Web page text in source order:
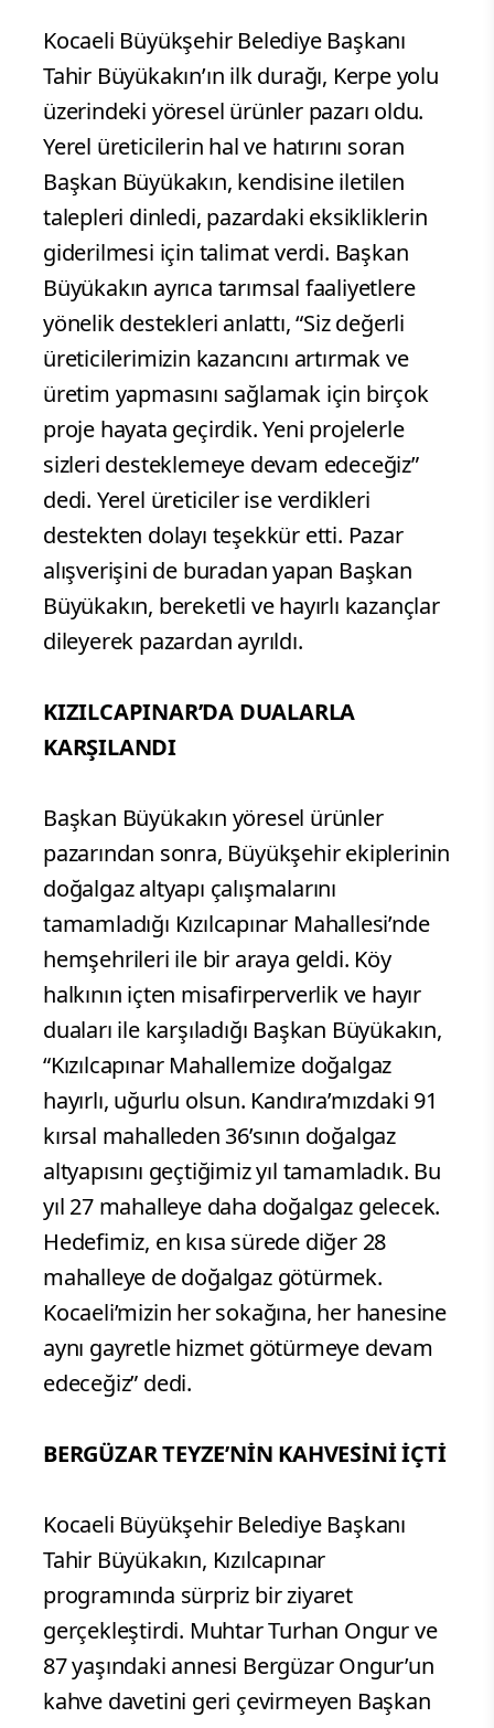
Kocaeli Büyükşehir Belediye Başkanı
Tahir Büyükakın’ın ilk durağı, Kerpe yolu
üzerindeki yöresel ürünler pazarı oldu.
Yerel üreticilerin hal ve hatırını soran
Başkan Büyükakın, kendisine iletilen
talepleri dinledi, pazardaki eksikliklerin
giderilmesi için talimat verdi. Başkan
Büyükakın ayrıca tarımsal faaliyetlere
yönelik destekleri anlattı, “Siz değerli
üreticilerimizin kazancını artırmak ve
üretim yapmasını sağlamak için birçok
proje hayata geçirdik. Yeni projelerle
sizleri desteklemeye devam edeceğiz”
dedi. Yerel üreticiler ise verdikleri
destekten dolayı teşekkür etti. Pazar
alışverişini de buradan yapan Başkan
Büyükakın, bereketli ve hayırlı kazançlar
dileyerek pazardan ayrıldı.
KIZILCAPINAR’DA DUALARLA
KARŞILANDI
Başkan Büyükakın yöresel ürünler
pazarından sonra, Büyükşehir ekiplerinin
doğalgaz altyapı çalışmalarını
tamamladığı Kızılcapınar Mahallesi’nde
hemşehrileri ile bir araya geldi. Köy
halkının içten misafirperverlik ve hayır
duaları ile karşıladığı Başkan Büyükakın,
“Kızılcapınar Mahallemize doğalgaz
hayırlı, uğurlu olsun. Kandıra’mızdaki 91
kırsal mahalleden 36’sının doğalgaz
altyapısını geçtiğimiz yıl tamamladık. Bu
yıl 27 mahalleye daha doğalgaz gelecek.
Hedefimiz, en kısa sürede diğer 28
mahalleye de doğalgaz götürmek.
Kocaeli’mizin her sokağına, her hanesine
aynı gayretle hizmet götürmeye devam
edeceğiz” dedi.
BERGÜZAR TEYZE’NİN KAHVESİNİ İÇTİ
Kocaeli Büyükşehir Belediye Başkanı
Tahir Büyükakın, Kızılcapınar
programında sürpriz bir ziyaret
gerçekleştirdi. Muhtar Turhan Ongur ve
87 yaşındaki annesi Bergüzar Ongur’un
kahve davetini geri çevirmeyen Başkan